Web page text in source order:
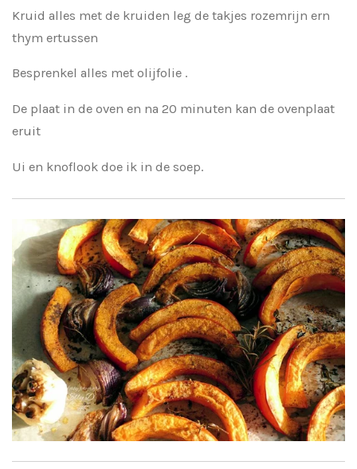
Kruid alles met de kruiden leg de takjes rozemrijn ern
thym ertussen
Besprenkel alles met olijfolie .
De plaat in de oven en na 20 minuten kan de ovenplaat
eruit
Ui en knoflook doe ik in de soep.